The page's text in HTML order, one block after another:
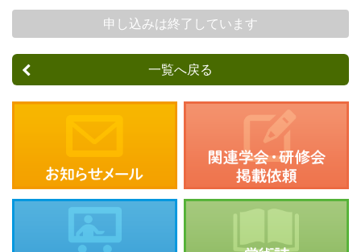
申し込みは終了しています
一覧へ戻る